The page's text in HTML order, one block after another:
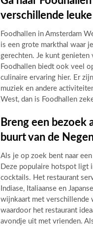
verschillende
Foodhallen in Amsterdam
is een grote markthal waar
gerechten. Je kunt
Foodhallen biedt ook veel
culinaire ervaring hier. Er
muziek en andere
West, dan is Foodhallen
Breng een bezoek
buurt van de
Als je op zoek bent naar
Deze populaire hotspot ligt
cocktails. Het restaurant
Indiase, Italiaanse en
wijnkaart met verschillende
waardoor het restaurant
avondje uit met vrienden.